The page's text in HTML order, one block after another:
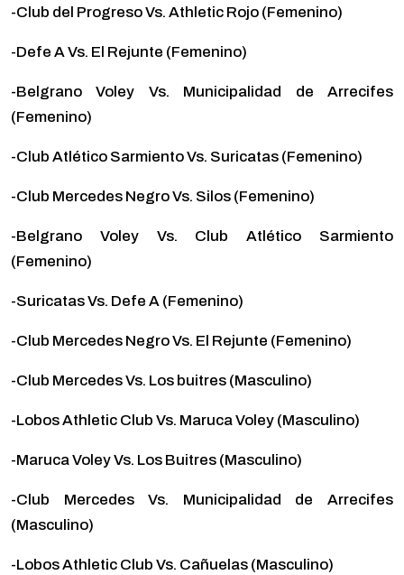
-Club del ProgresoVs. Athletic Rojo (Femenino)
-Defe A Vs. El Rejunte (Femenino)
-Belgrano Voley Vs. Municipalidad de Arrecifes
(Femenino)
-Club Atlético Sarmiento Vs. Suricatas (Femenino)
-Club Mercedes Negro Vs. Silos (Femenino)
-Belgrano Voley Vs. Club Atlético Sarmiento
(Femenino)
-Suricatas Vs. Defe A (Femenino)
-Club Mercedes Negro Vs. El Rejunte (Femenino)
-Club Mercedes Vs. Los buitres (Masculino)
-Lobos Athletic Club Vs. Maruca Voley (Masculino)
-Maruca Voley Vs. Los Buitres (Masculino)
-Club Mercedes Vs. Municipalidad de Arrecifes
(Masculino)
-Lobos Athletic Club Vs. Cañuelas (Masculino)